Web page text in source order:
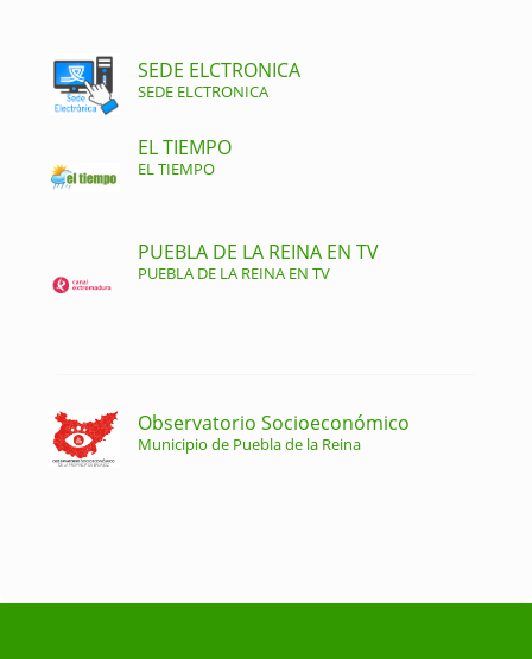
SEDE ELCTRONICA
SEDE ELCTRONICA
EL TIEMPO
EL TIEMPO
PUEBLA DE LA REINA EN TV
PUEBLA DE LA REINA EN TV
Observatorio Socioeconómico
Municipio de Puebla de la Reina